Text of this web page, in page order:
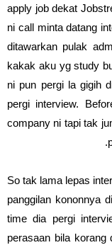
apply job dekat
ni call minta datang
ditawarkan pulak
kakak aku yg study
ni pun pergi la gigih
pergi interview.
company ni tapi tak
So tak lama lepas
panggilan kononnya
time dia pergi
perasaan bila